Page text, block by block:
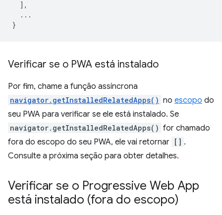
],
...
}
Verificar se o PWA está instalado
Por fim, chame a função assíncrona
navigator.getInstalledRelatedApps() no escopo do
seu PWA para verificar se ele está instalado. Se
navigator.getInstalledRelatedApps() for chamado
fora do escopo do seu PWA, ele vai retornar [] .
Consulte a próxima seção para obter detalhes.
Verificar se o Progressive Web App
está instalado (fora do escopo)